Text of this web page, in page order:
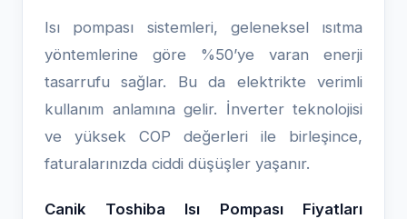
Isı pompası sistemleri, geleneksel ısıtma
yöntemlerine göre %50’ye varan enerji
tasarrufu sağlar. Bu da elektrikte verimli
kullanım anlamına gelir. İnverter teknolojisi
ve yüksek COP değerleri ile birleşince,
faturalarınızda ciddi düşüşler yaşanır.
Canik Toshiba Isı Pompası Fiyatları